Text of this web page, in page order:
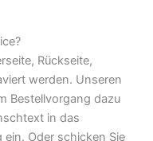
Rückseite,
werden. Unseren
Bestellvorgang dazu
in das
Oder schicken Sie